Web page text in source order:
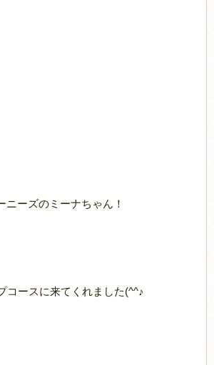
ニーズのミーナちゃん！
コースに来てくれました(^^♪